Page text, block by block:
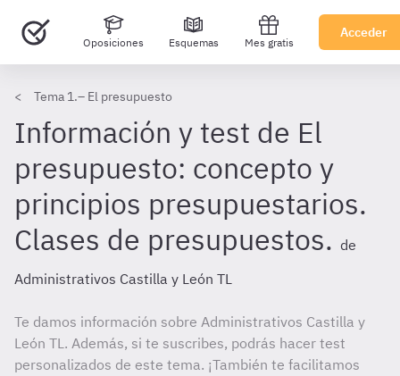
Oposiciones Esquemas Mes gratis
Acceder
Tema 1.– El presupuesto
Información y test de El
presupuesto: concepto y
principios presupuestarios.
Clases de presupuestos. de
Administrativos Castilla y León TL
Te damos información sobre Administrativos Castilla y
León TL. Además, si te suscribes, podrás hacer test
personalizados de este tema. ¡También te facilitamos